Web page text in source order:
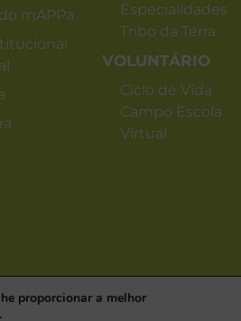
mAPPa
Especialidades
Tribo da Terra
VOLUNTÁRIO
Ciclo de Vida
Campo Escola
Virtual
proporcionar a melhor